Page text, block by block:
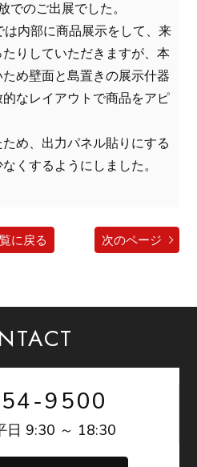
でのご出展でした。
内部に商品展示をして、来
りしていただきますが、本
め壁面と島置きの展示什器
なレイアウトで商品をアピ
め、出力パネル貼りにする
くするようにしました。
に戻る 次のページ
9500
日 9:30 ～ 18:30